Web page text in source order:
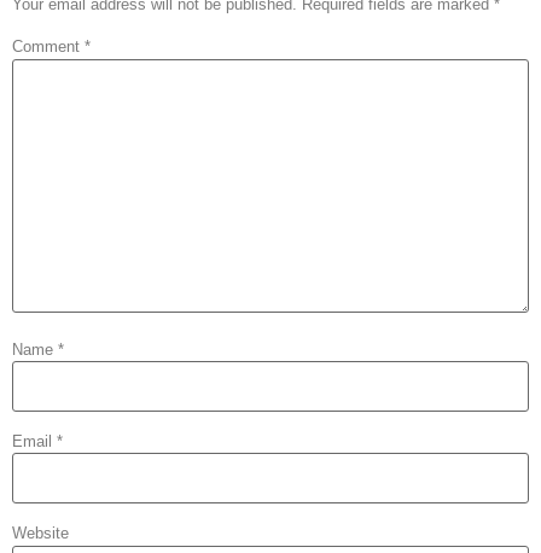
Your email address will not be published. Required fields are marked *
Comment *
Name *
Email *
Website